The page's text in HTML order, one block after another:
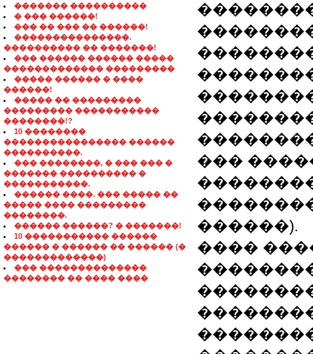
������� ����������
� ��� ������!
��� �� ��� �� ������!
���������������.
���������� �� �������!
��� ������ ������ �����
������������� ���������
����� ������ � ����
������!
����� �� ���������
��������� �����������
��������!?
10 ��������
���������������� ������
����������.
��� ��������, � ��� ��� �
������� ���������� �
�����������.
������ ����. ��� ����� ��
����� ���� ���������
��������.
������ ������? � �������!
10 ����������� ������
������ � ������ �� ������ (�
�������������)
��� ��������������
�������� �� ���� ����
���
������).
����